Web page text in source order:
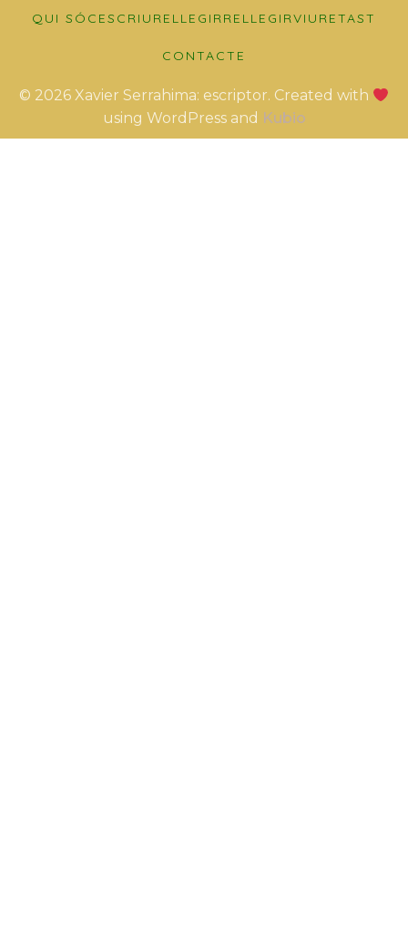
QUI SÓC ESCRIURE LLEGIRRELLEGIRVIURETAST
CONTACTE
© 2026 Xavier Serrahima: escriptor. Created with
using WordPress and Kubio